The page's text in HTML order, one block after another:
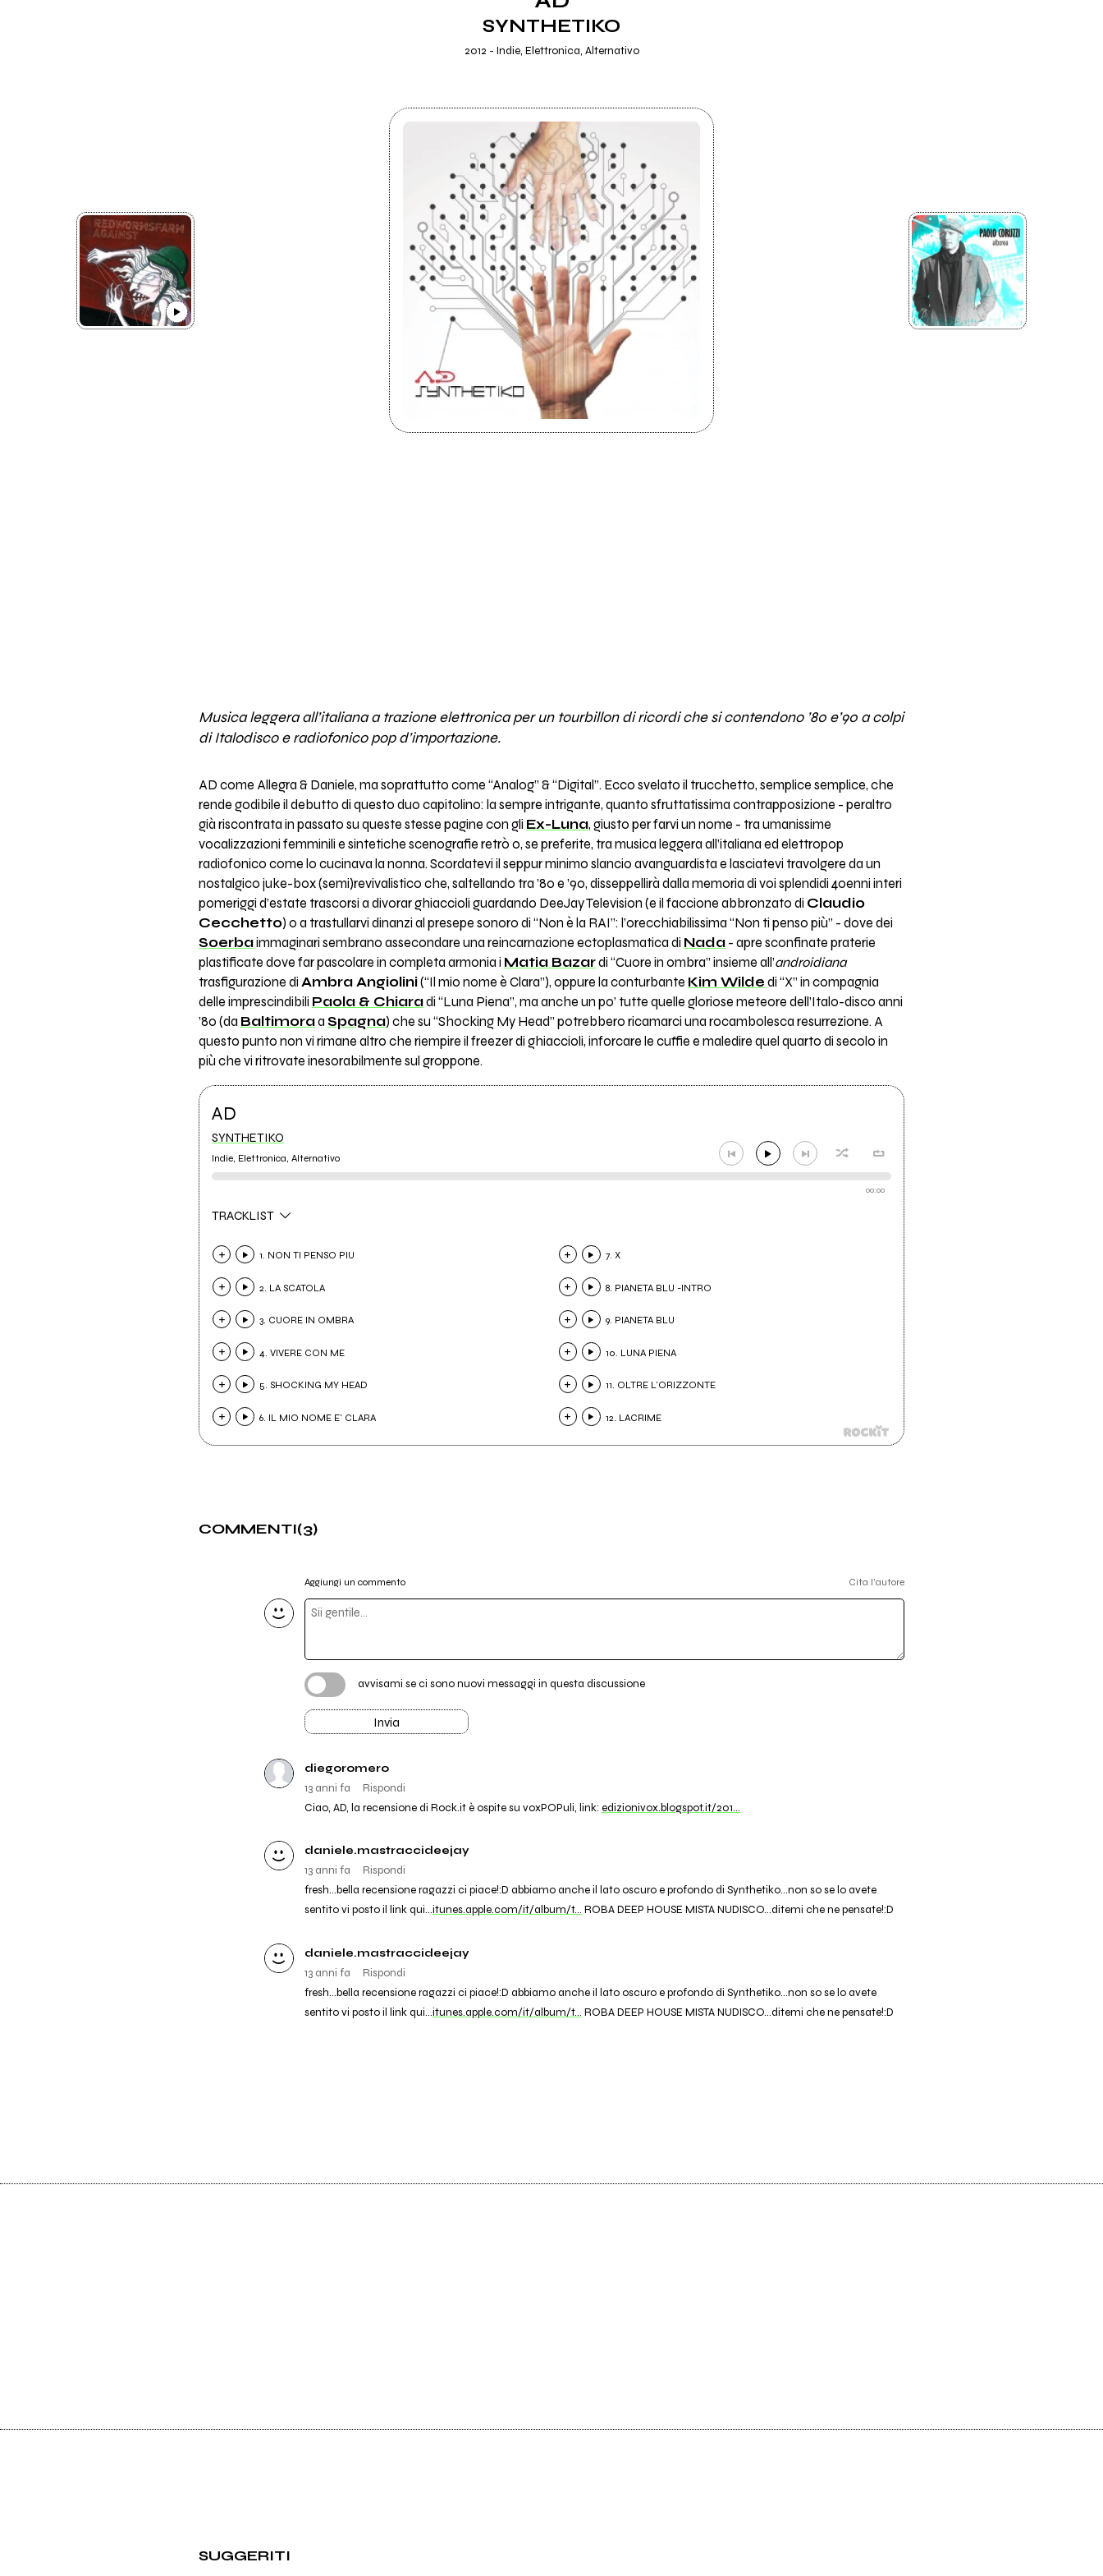
SYNTHETIKO
2012 - Indie, Elettronica, Alternativo
Musica leggera all’italiana a trazione elettronica per un tourbillon di ricordi che si contendono ’80 e’90 a colpi
di Italodisco e radiofonico pop d’importazione.
AD come Allegra & Daniele, ma soprattutto come “Analog” & “Digital”. Ecco svelato il trucchetto, semplice semplice, che
rende godibile il debutto di questo duo capitolino: la sempre intrigante, quanto sfruttatissima contrapposizione - peraltro
già riscontrata in passato su queste stesse pagine con gli Ex-Luna, giusto per farvi un nome - tra umanissime
vocalizzazioni femminili e sintetiche scenografie retrò o, se preferite, tra musica leggera all’italiana ed elettropop
radiofonico come lo cucinava la nonna. Scordatevi il seppur minimo slancio avanguardista e lasciatevi travolgere da un
nostalgico juke-box (semi)revivalistico che, saltellando tra ’80 e ’90, disseppellirà dalla memoria di voi splendidi 40enni interi
pomeriggi d’estate trascorsi a divorar ghiaccioli guardando DeeJay Television (e il faccione abbronzato di Claudio
Cecchetto) o a trastullarvi dinanzi al presepe sonoro di “Non è la RAI”: l’orecchiabilissima “Non ti penso più” - dove dei
Soerbaimmaginari sembrano assecondare una reincarnazione ectoplasmatica di Nada- apre sconfinate praterie
plastificate dove far pascolare in completa armonia i Matia Bazardi “Cuore in ombra” insieme all’androidiana
trasfigurazione di Ambra Angiolini(“Il mio nome è Clara”), oppure la conturbante Kim Wilde di “X” in compagnia
delle imprescindibili Paola & Chiaradi “Luna Piena”, ma anche un po’ tutte quelle gloriose meteore dell’Italo-disco anni
’80 (da Baltimoraa Spagna) che su “Shocking My Head” potrebbero ricamarci una rocambolesca resurrezione. A
questo punto non vi rimane altro che riempire il freezer di ghiaccioli, inforcare le cuffie e maledire quel quarto di secolo in
più che vi ritrovate inesorabilmente sul groppone.
AD
SYNTHETIKO
Indie, Elettronica, Alternativo
00:00
TRACKLIST
1. NON TI PENSO PIU
2. LA SCATOLA
3. CUORE IN OMBRA
4. VIVERE CON ME
5. SHOCKING MY HEAD
6. IL MIO NOME E' CLARA
7. X
8. PIANETA BLU -INTRO
9. PIANETA BLU
10. LUNA PIENA
11. OLTRE L'ORIZZONTE
12. LACRIME
COMMENTI(3)
Aggiungi un commento Cita l'autore
avvisami se ci sono nuovi messaggi in questa discussione
Invia
diegoromero
13 anni fa
Rispondi
Ciao, AD, la recensione di Rock.it è ospite su voxPOPuli, link: edizionivox.blogspot.it/201…
daniele.mastraccideejay
13 anni fa
Rispondi
fresh...bella recensione ragazzi ci piace!:D abbiamo anche il lato oscuro e profondo di Synthetiko...non so se lo avete
sentito vi posto il link qui...itunes.apple.com/it/album/t… ROBA DEEP HOUSE MISTA NUDISCO...ditemi che ne pensate!:D
daniele.mastraccideejay
13 anni fa
Rispondi
fresh...bella recensione ragazzi ci piace!:D abbiamo anche il lato oscuro e profondo di Synthetiko...non so se lo avete
sentito vi posto il link qui...itunes.apple.com/it/album/t… ROBA DEEP HOUSE MISTA NUDISCO...ditemi che ne pensate!:D
SUGGERITI